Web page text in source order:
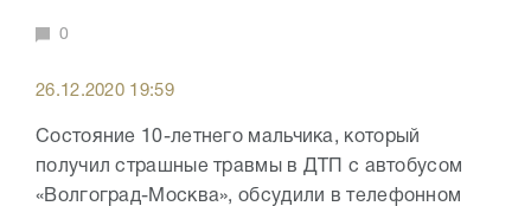
0
26.12.2020 19:59
Состояние 10-летнего мальчика, который
получил страшные травмы в ДТП с автобусом
«Волгоград-Москва», обсудили в телефонном